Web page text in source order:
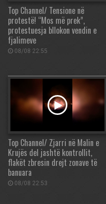
Top Channel/ Tensione në
protestë! “Mos më prek”,
protestuesja bllokon vendin e
fjalimeve
08/08 22:55
Top Channel/ Zjarri në Malin e
Krujës del jashtë kontrollit,
flakët zbresin drejt zonave të
banuara
08/08 22:53